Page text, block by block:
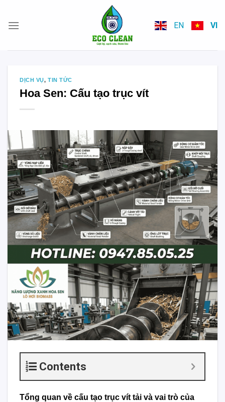
content
EN VI
DỊCH VỤ,TIN TỨC
Hoa Sen: Cấu tạo trục vít
Contents
Tổng quan về cấu tạo trục vít tải và vai trò của